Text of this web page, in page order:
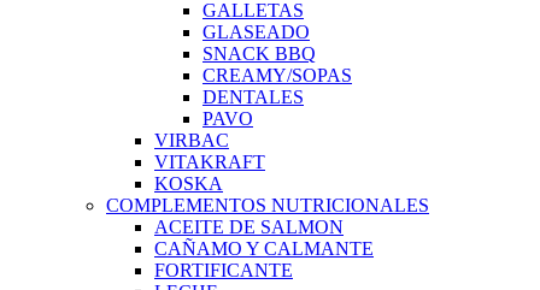
GALLETAS
GLASEADO
SNACK BBQ
CREAMY/SOPAS
DENTALES
PAVO
VIRBAC
VITAKRAFT
KOSKA
COMPLEMENTOS NUTRICIONALES
ACEITE DE SALMON
CAÑAMO Y CALMANTE
FORTIFICANTE